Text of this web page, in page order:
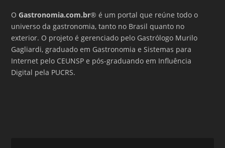
OGastronomia.com.br® é um portal que reúne todo o
universo da gastronomia, tanto no Brasil quanto no
exterior. O projeto é gerenciado pelo Gastrólogo Murilo
Gagliardi, graduado em Gastronomia e Sistemas para
Internet pelo CEUNSP e pós-graduando em Influência
Digital pela PUCRS.